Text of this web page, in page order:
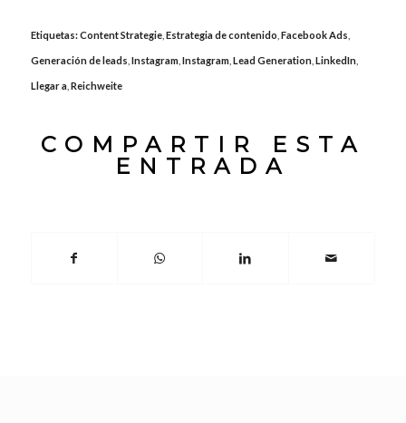
Etiquetas:Content Strategie, Estrategia de contenido Facebook Ads
Generación de leads Instagram, Instagram, Lead Generation, LinkedIn,
Llegar a, Reichweite
COMPARTIR ESTA
ENTRADA